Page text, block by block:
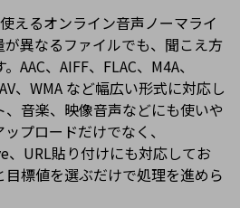
えるオンライン音声ノーマライ
異なるファイルでも、聞こえ方
AAC、AIFF、FLAC、M4A、
、WMA など幅広い形式に対応し
音楽、映像音声などにも使いや
プロードだけでなく、
URL貼り付けにも対応してお
目標値を選ぶだけで処理を進めら